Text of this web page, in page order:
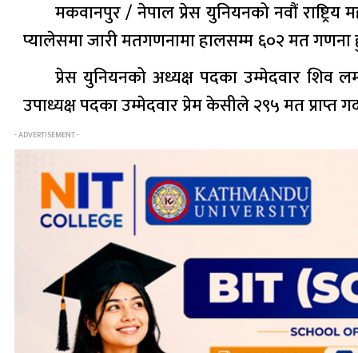
मकवानपुर / नेपाल प्रेस युनियनको नवौं
प्यालेसमा जारी मतगणनामा हालसम्म ६०२ मत
प्रेस युनियनको अध्यक्ष पदका उम्मेदवार शिव
उपाध्यक्ष पदका उम्मेदवार प्रेम केसीले २९५ मत प्राप्त
- ADVERTISEMENT -